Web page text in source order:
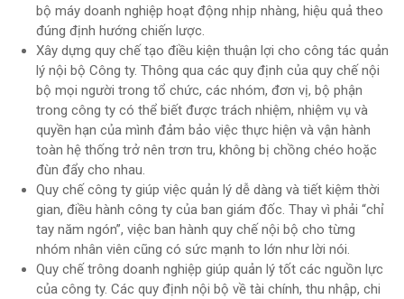
bộ máy doanh nghiệp hoạt động nhịp nhàng, hiệu quả theo
đúng định hướng chiến lược.
Xây dựng quy chế tạo điều kiện thuận lợi cho công tác quản
lý nội bộ Công ty. Thông qua các quy định của quy chế nội
bộ mọi người trong tổ chức, các nhóm, đơn vị, bộ phận
trong công ty có thể biết được trách nhiệm, nhiệm vụ và
quyền hạn của mình đảm bảo việc thực hiện và vận hành
toàn hệ thống trở nên trơn tru, không bị chồng chéo hoặc
đùn đẩy cho nhau.
Quy chế công ty giúp việc quản lý dễ dàng và tiết kiệm thời
gian, điều hành công ty của ban giám đốc. Thay vì phải “chỉ
tay năm ngón”, việc ban hành quy chế nội bộ cho từng
nhóm nhân viên cũng có sức mạnh to lớn như lời nói.
Quy chế trông doanh nghiệp giúp quản lý tốt các nguồn lực
của công ty. Các quy định nội bộ về tài chính, thu nhập, chi